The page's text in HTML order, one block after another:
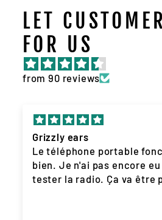
LET
FOR US
from 90 reviews
Grizzly ears
Le téléphone portable
bien. Je n'ai pas encore
tester la radio. Ça va être